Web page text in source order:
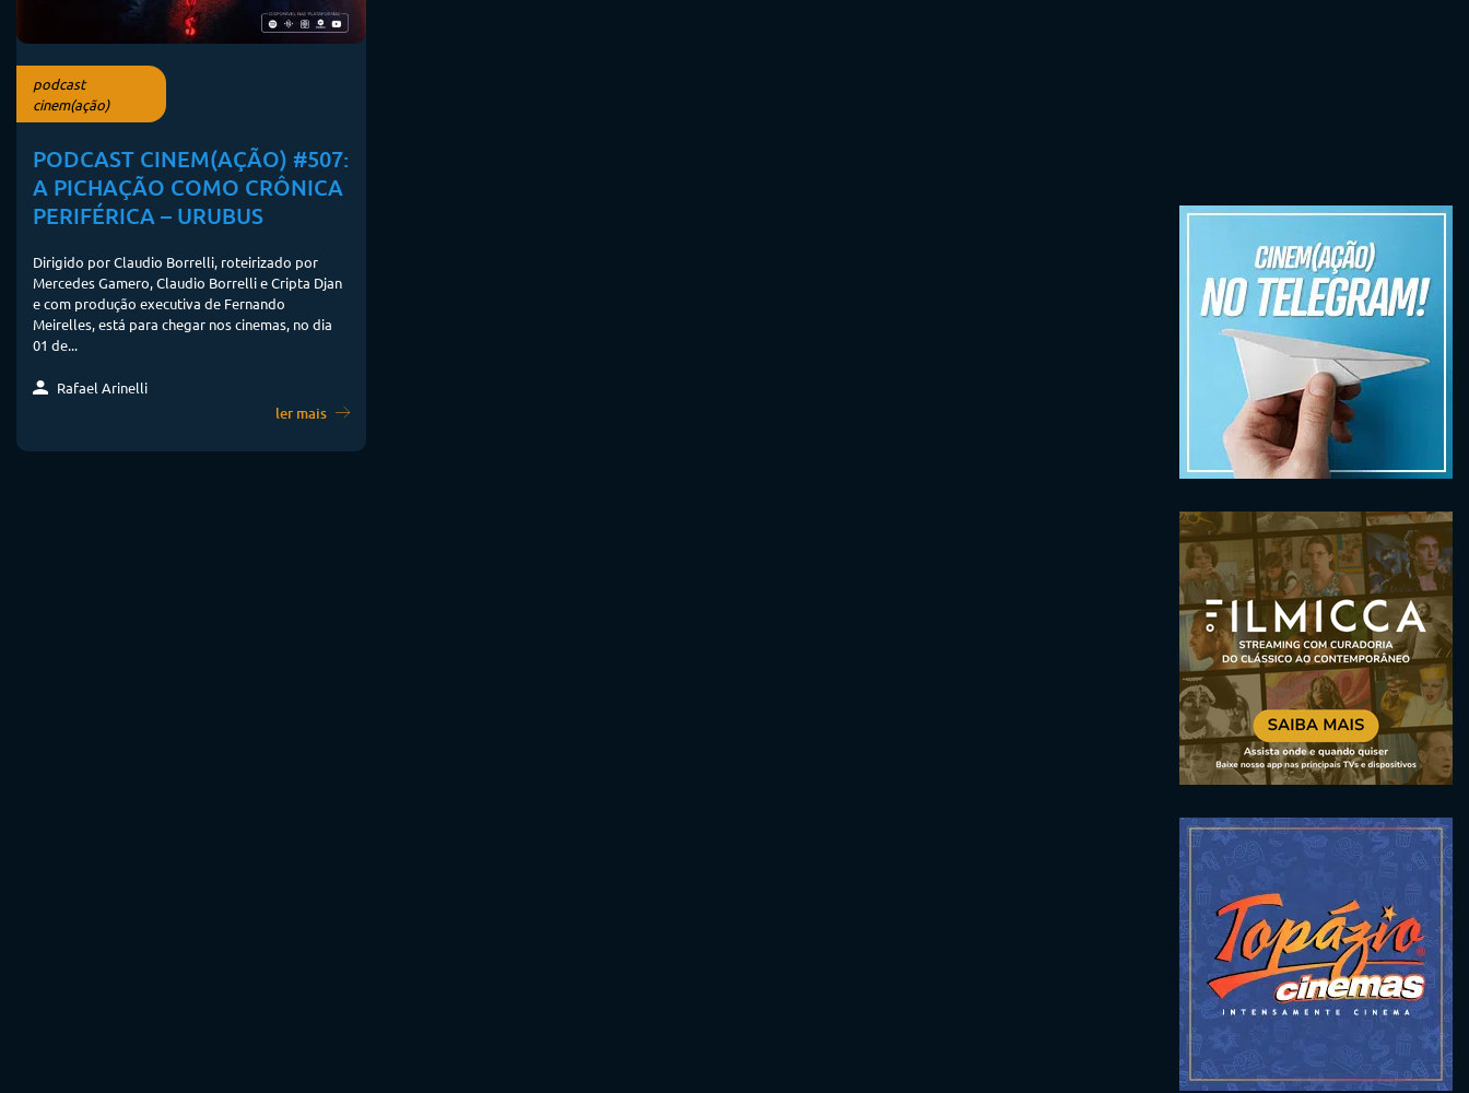
podcast
cinem(ação)
PODCAST CINEM(AÇÃO) #507:
A PICHAÇÃO COMO CRÔNICA
PERIFÉRICA – URUBUS
Dirigido por Claudio Borrelli, roteirizado por
Mercedes Gamero, Claudio Borrelli e Cripta Djan
e com produção executiva de Fernando
Meirelles, está para chegar nos cinemas, no dia
01 de...
Rafael Arinelli
ler mais